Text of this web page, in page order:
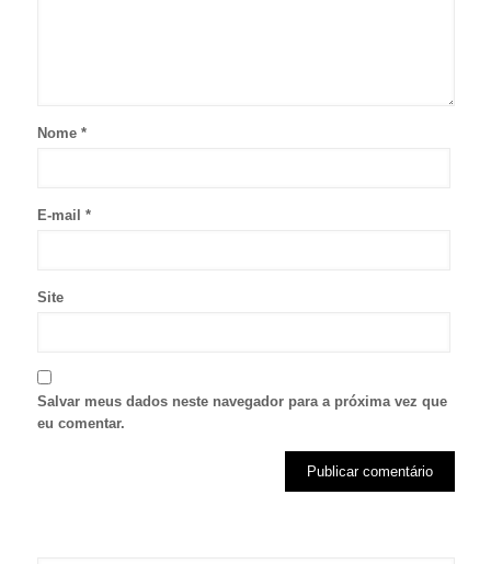
Nome *
E-mail *
Site
Salvar meus dados neste navegador para a próxima vez que
eu comentar.